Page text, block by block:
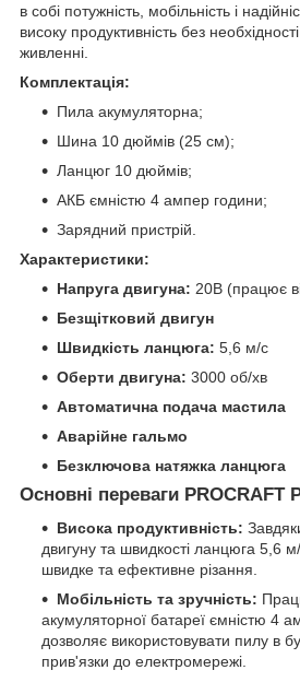
в собі потужність, мобільність і
високу продуктивність без
живленні.
Комплектація:
Пила акумуляторна;
Шина 10 дюймів (25 см);
Ланцюг 10 дюймів;
АКБ ємністю 4 ампер години;
Зарядний пристрій.
Характеристики:
Напруга двигуна: 20В (працює
Безщітковий двигун
Швидкість ланцюга: 5,6 м/с
Оберти двигуна: 3000 об/хв
Автоматична подача мастила
Аварійне гальмо
Безключова натяжка ланцюга
Основні переваги PROCRAFT
Висока продуктивність:
двигуну та швидкості ланцюга 5,6
швидке та ефективне різання.
Мобільність та зручність:
акумуляторної батареї ємністю 4
дозволяє використовувати пилу в
прив'язки до електромережі.